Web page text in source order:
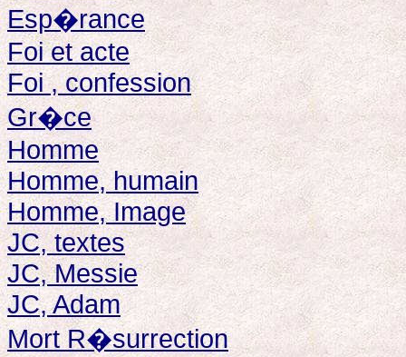
Esp�rance
Foi et acte
Foi , confession
Gr�ce
Homme
Homme, humain
Homme, Image
JC, textes
JC, Messie
JC, Adam
Mort R�surrection